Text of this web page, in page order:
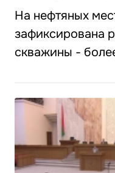
На нефтяных
зафиксирована
скважины -